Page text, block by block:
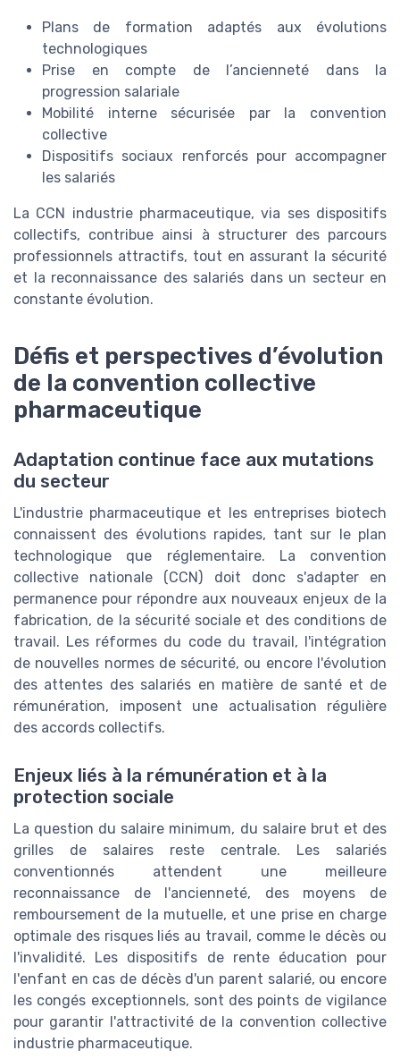
Plans de formation adaptés aux évolutions
technologiques
Prise en compte de l’ancienneté dans la
progression salariale
Mobilité interne sécurisée par la convention
collective
Dispositifs sociaux renforcés pour accompagner
les salariés
La CCN industrie pharmaceutique, via ses dispositifs
collectifs, contribue ainsi à structurer des parcours
professionnels attractifs, tout en assurant la sécurité
et la reconnaissance des salariés dans un secteur en
constante évolution.
Défis et perspectives d’évolution
de la convention collective
pharmaceutique
Adaptation continue face aux mutations
du secteur
L'industrie pharmaceutique et les entreprises biotech
connaissent des évolutions rapides, tant sur le plan
technologique que réglementaire. La convention
collective nationale (CCN) doit donc s'adapter en
permanence pour répondre aux nouveaux enjeux de la
fabrication, de la sécurité sociale et des conditions de
travail. Les réformes du code du travail, l'intégration
de nouvelles normes de sécurité, ou encore l'évolution
des attentes des salariés en matière de santé et de
rémunération, imposent une actualisation régulière
des accords collectifs.
Enjeux liés à la rémunération et à la
protection sociale
La question du salaire minimum, du salaire brut et des
grilles de salaires reste centrale. Les salariés
conventionnés attendent une meilleure
reconnaissance de l'ancienneté, des moyens de
remboursement de la mutuelle, et une prise en charge
optimale des risques liés au travail, comme le décès ou
l'invalidité. Les dispositifs de rente éducation pour
l'enfant en cas de décès d'un parent salarié, ou encore
les congés exceptionnels, sont des points de vigilance
pour garantir l'attractivité de la convention collective
industrie pharmaceutique.